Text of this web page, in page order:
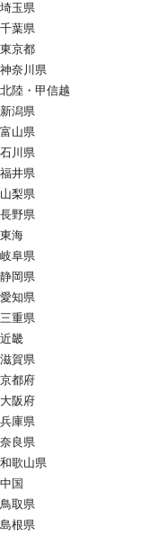
埼玉県
千葉県
東京都
神奈川県
北陸・甲信越
新潟県
富山県
石川県
福井県
山梨県
長野県
東海
岐阜県
静岡県
愛知県
三重県
近畿
滋賀県
京都府
大阪府
兵庫県
奈良県
和歌山県
中国
鳥取県
島根県